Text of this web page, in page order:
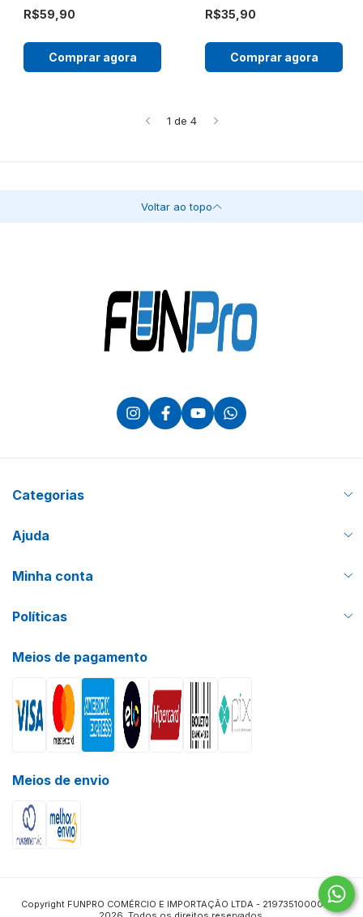
R$59,90
Comprar agora
R$35,90
Comprar agora
1 de 4
Voltar ao topo
Categorias
Ajuda
Minha conta
Políticas
Meios de pagamento
Meios de envio
Copyright FUNPRO COMÉRCIO E IMPORTAÇÃO LTDA - 21973510000115 -